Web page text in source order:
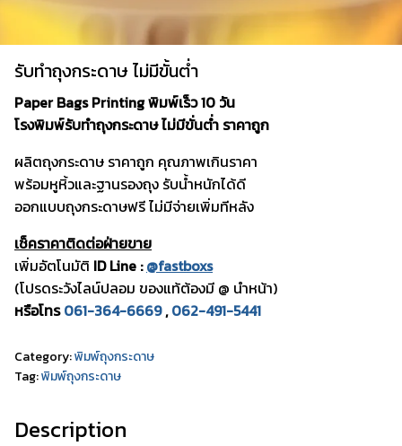
รับทําถุงกระดาษ ไม่มีขั้นต่ำ
Paper Bags Printing พิมพ์เร็ว 10 วัน
โรงพิมพ์รับทำถุงกระดาษ ไม่มีขั่นต่ำ ราคาถูก
ผลิตถุงกระดาษ ราคาถูก คุณภาพเกินราคา
พร้อมหูหิ้วและฐานรองถุง รับน้ำหนักได้ดี
ออกแบบถุงกระดาษฟรี ไม่มีจ่ายเพิ่มทีหลัง
เช็คราคาติดต่อฝ่ายขาย
เพิ่มอัตโนมัติ ID Line :@fastboxs
(โปรดระวังไลน์ปลอม ของแท้ต้องมี @ นำหน้า)
หรือโทร061-364-6669,062-491-5441
Category:พิมพ์ถุงกระดาษ
Tag:พิมพ์ถุงกระดาษ
Description